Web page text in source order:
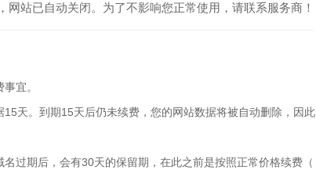
站已自动关闭。为了不影响您正常使用，请联系服务商！
宜。
天。到期15天后仍未续费，您的网站数据将被自动删除，因此
过期后，会有30天的保留期，在此之前是按照正常价格续费（